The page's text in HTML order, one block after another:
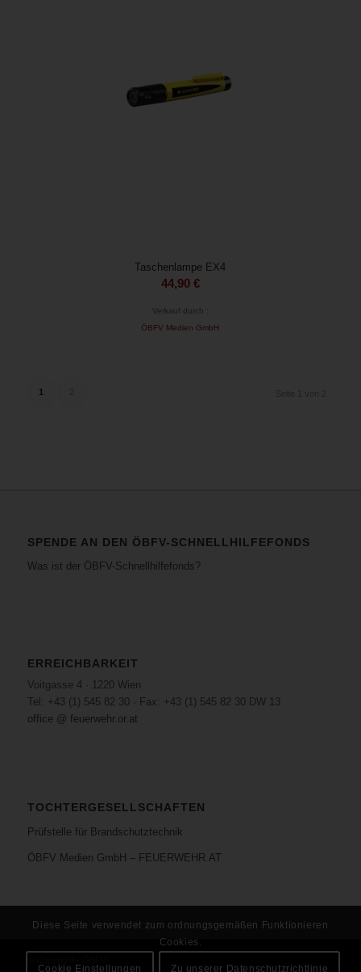
Taschenlampe EX4
44,90 €
Verkauf durch :
ÖBFV Medien GmbH
1
SPENDE AN DEN ÖBFV-SCHNELLHILFEFONDS
Was ist der ÖBFV-Schnellhilfefonds?
ERREICHBARKEIT
Voitgasse 4 · 1220 Wien
Tel: +43 (1) 545 82 30 · Fax: +43 (1) 545 82 30 DW 13
office @ feuerwehr.or.at
TOCHTERGESELLSCHAFTEN
Prüfstelle für Brandschutztechnik
ÖBFV Medien GmbH – FEUERWEHR.AT
Diese Seite verwendet zum ordnungsgemäßen Funktionieren
Cookies.
Cookie Einstellungen Zu unserer Datenschutzrichtlinie